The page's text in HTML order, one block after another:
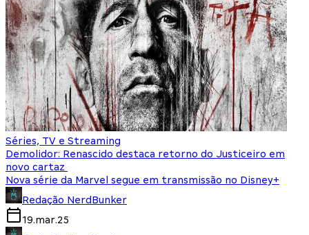
Séries, TV e Streaming
Demolidor: Renascido destaca retorno do Justiceiro em
novo cartaz
Nova série da Marvel segue em transmissão no Disney+
Redação NerdBunker
19.mar.25